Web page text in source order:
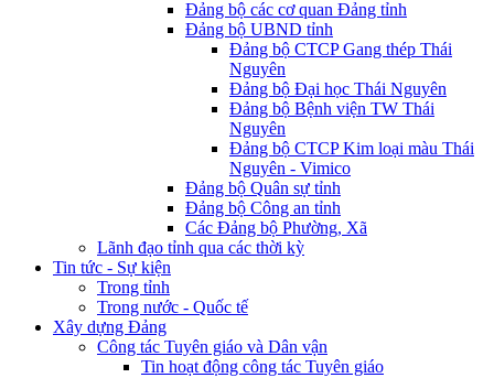
Đảng bộ các cơ quan Đảng tỉnh
Đảng bộ UBND tỉnh
Đảng bộ CTCP Gang thép Thái
Nguyên
Đảng bộ Đại học Thái Nguyên
Đảng bộ Bệnh viện TW Thái
Nguyên
Đảng bộ CTCP Kim loại màu Thái
Nguyên - Vimico
Đảng bộ Quân sự tỉnh
Đảng bộ Công an tỉnh
Các Đảng bộ Phường, Xã
Lãnh đạo tỉnh qua các thời kỳ
Tin tức - Sự kiện
Trong tỉnh
Trong nước - Quốc tế
Xây dựng Đảng
Công tác Tuyên giáo và Dân vận
Tin hoạt động công tác Tuyên giáo